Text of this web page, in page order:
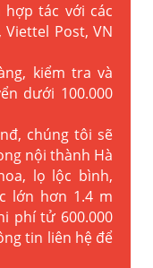
hợp tác với các
Post, VN
kiểm tra và
dưới 100.000
chúng tôi sẽ
nội thành Hà
lọ lộc bình,
lớn hơn 1.4 m
phí tử 600.000
tin liên hệ để